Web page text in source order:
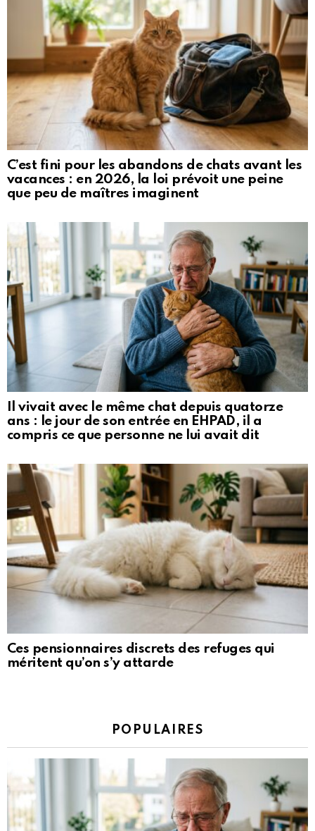
C’est fini pour les abandons de chats avant les
vacances : en 2026, la loi prévoit une peine
que peu de maîtres imaginent
Il vivait avec le même chat depuis quatorze
ans : le jour de son entrée en EHPAD, il a
compris ce que personne ne lui avait dit
Ces pensionnaires discrets des refuges qui
méritent qu’on s’y attarde
POPULAIRES